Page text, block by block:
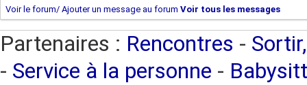
Voir le forum/ Ajouter un message au forum Voir tous les messages
Partenaires : Rencontres -
- Service à la personne -